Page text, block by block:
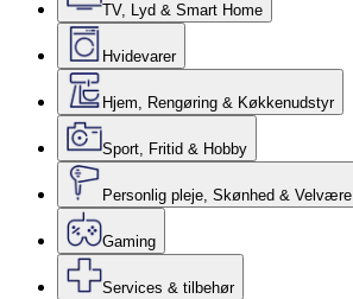
TV, Lyd & Smart Home
Hvidevarer
Hjem, Rengøring & Køkkenudstyr
Sport, Fritid & Hobby
Personlig pleje, Skønhed & Velvære
Gaming
Services & tilbehør